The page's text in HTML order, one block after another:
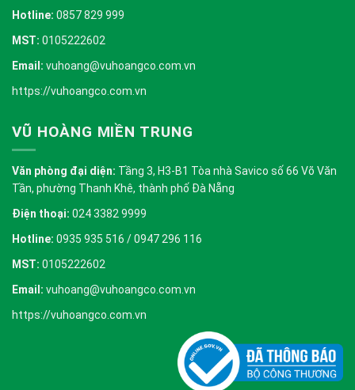
Hotline: 0857 829 999
MST: 0105222602
Email: vuhoang@vuhoangco.com.vn
https://vuhoangco.com.vn
VŨ HOÀNG MIỀN TRUNG
Văn phòng đại diện: Tầng 3, H3-B1 Tòa nhà Savico số 66 Võ Văn
Tần, phường Thanh Khê, thành phố Đà Nẵng
Điện thoại: 024 3382 9999
Hotline: 0935 935 516 / 0947 296 116
MST: 0105222602
Email: vuhoang@vuhoangco.com.vn
https://vuhoangco.com.vn